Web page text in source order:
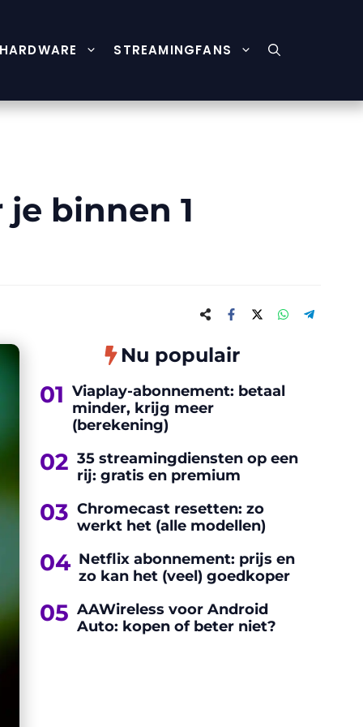
STREAMINGFANS
binnen 1
Nu populair
01 Viaplay-abonnement: betaal
minder, krijg meer
(berekening)
02 35 streamingdiensten op een
rij: gratis en premium
03 Chromecast resetten: zo
werkt het (alle modellen)
04 Netflix abonnement: prijs en
zo kan het (veel) goedkoper
05 AAWireless voor Android
Auto: kopen of beter niet?